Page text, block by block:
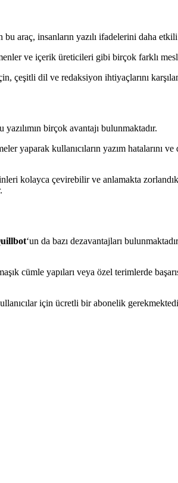
araç, insanların yazılı ifadelerini daha
ve içerik üreticileri gibi birçok farklı
çeşitli dil ve redaksiyon ihtiyaçlarını
birçok avantajı bulunmaktadır.
yaparak kullanıcıların yazım hatalarını
kolayca çevirebilir ve anlamakta
‘un da bazı dezavantajları
cümle yapıları veya özel terimlerde
için ücretli bir abonelik